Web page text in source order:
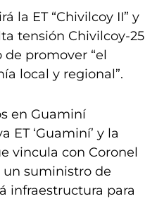
la ET “Chivilcoy II” y
tensión Chivilcoy-25
promover “el
local y regional”.
en Guaminí
ET ‘Guaminí’ y la
vincula con Coronel
un suministro de
infraestructura para